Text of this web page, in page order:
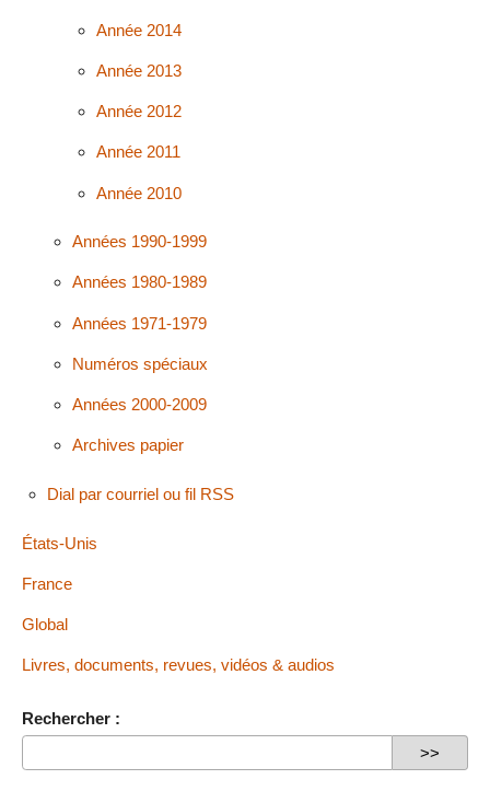
Année 2014
Année 2013
Année 2012
Année 2011
Année 2010
Années 1990-1999
Années 1980-1989
Années 1971-1979
Numéros spéciaux
Années 2000-2009
Archives papier
Dial par courriel ou fil RSS
États-Unis
France
Global
Livres, documents, revues, vidéos & audios
Rechercher :